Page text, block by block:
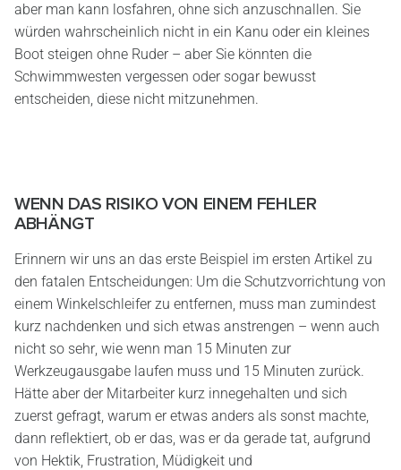
aber man kann losfahren, ohne sich anzuschnallen. Sie
würden wahrscheinlich nicht in ein Kanu oder ein kleines
Boot steigen ohne Ruder – aber Sie könnten die
Schwimmwesten vergessen oder sogar bewusst
entscheiden, diese nicht mitzunehmen.
WENN DAS RISIKO VON EINEM FEHLER
ABHÄNGT
Erinnern wir uns an das erste Beispiel im ersten Artikel zu
den fatalen Entscheidungen: Um die Schutzvorrichtung von
einem Winkelschleifer zu entfernen, muss man zumindest
kurz nachdenken und sich etwas anstrengen – wenn auch
nicht so sehr, wie wenn man 15 Minuten zur
Werkzeugausgabe laufen muss und 15 Minuten zurück.
Hätte aber der Mitarbeiter kurz innegehalten und sich
zuerst gefragt, warum er etwas anders als sonst machte,
dann reflektiert, ob er das, was er da gerade tat, aufgrund
von Hektik, Frustration, Müdigkeit und